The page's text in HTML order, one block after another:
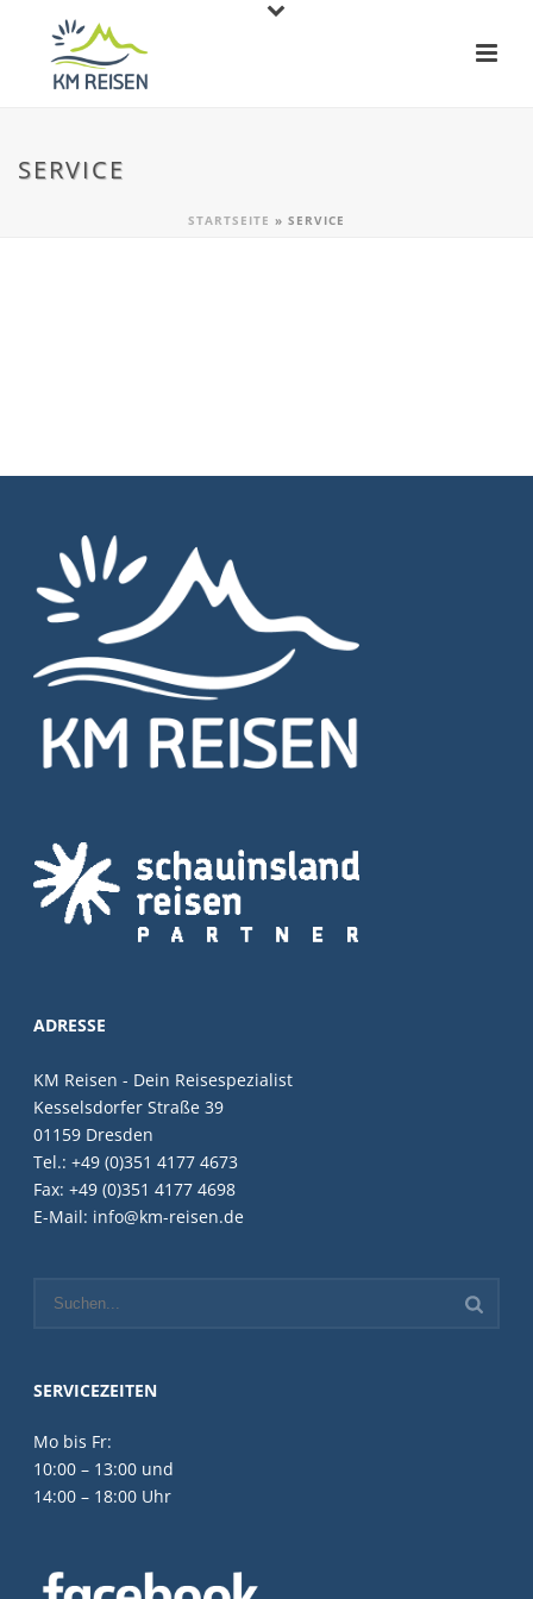
SERVICE
STARTSEITE » SERVICE
ADRESSE
KM Reisen - Dein Reisespezialist
Kesselsdorfer Straße 39
01159 Dresden
Tel.: +49 (0)351 4177 4673
Fax: +49 (0)351 4177 4698
E-Mail: info@km-reisen.de
SERVICEZEITEN
Mo bis Fr:
10:00 – 13:00 und
14:00 – 18:00 Uhr